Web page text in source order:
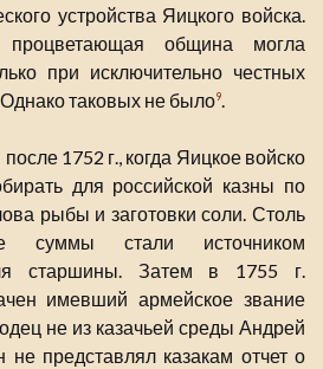
устройства Яицкого войска.
община могла
при исключительно честных
Однако таковых не было9.
1752 г., когда Яицкое войско
для российской казны по
рыбы и заготовки соли. Столь
суммы стали источником
старшины. Затем в 1755 г.
имевший армейское звание
не из казачьей среды Андрей
представлял казакам отчет о